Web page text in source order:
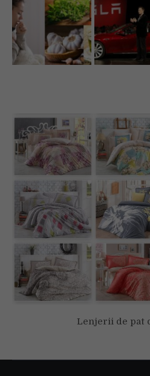
Lenjerii de pat